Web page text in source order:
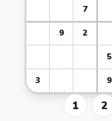
7
9 2
5
3 9
1 2